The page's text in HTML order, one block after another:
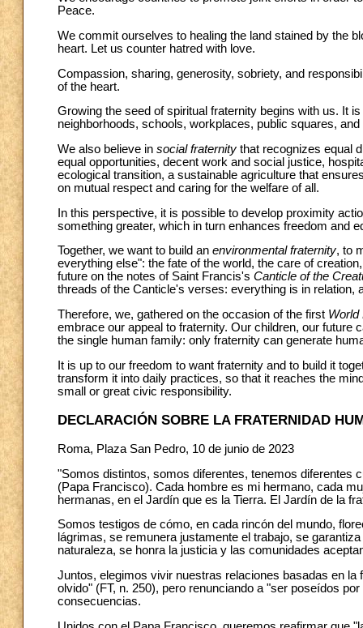
Peace.
We commit ourselves to healing the land stained by the
heart. Let us counter hatred with love.
Compassion, sharing, generosity, sobriety, and
of the heart.
Growing the seed of spiritual fraternity begins with us. It
neighborhoods, schools, workplaces, public squares,
We also believe in social fraternity that recognizes equal
equal opportunities, decent work and social justice,
ecological transition, a sustainable agriculture that
on mutual respect and caring for the welfare of all.
In this perspective, it is possible to develop proximity
something greater, which in turn enhances freedom and
Together, we want to build an environmental fraternity, to
everything else": the fate of the world, the care of
future on the notes of Saint Francis's Canticle of the
threads of the Canticle's verses: everything is in relation,
Therefore, we, gathered on the occasion of the first World
embrace our appeal to fraternity. Our children, our future
the single human family: only fraternity can generate
It is up to our freedom to want fraternity and to build it
transform it into daily practices, so that it reaches the
small or great civic responsibility.
DECLARACIÓN SOBRE LA FRATERNIDAD
Roma, Plaza San Pedro, 10 de junio de 2023
"Somos distintos, somos diferentes, tenemos diferentes
(Papa Francisco). Cada hombre es mi hermano, cada
hermanas, en el Jardín que es la Tierra. El Jardín de la
Somos testigos de cómo, en cada rincón del mundo,
lágrimas, se remunera justamente el trabajo, se
naturaleza, se honra la justicia y las comunidades
Juntos, elegimos vivir nuestras relaciones basadas en la
olvido" (FT, n. 250), pero renunciando a "ser poseídos
consecuencias.